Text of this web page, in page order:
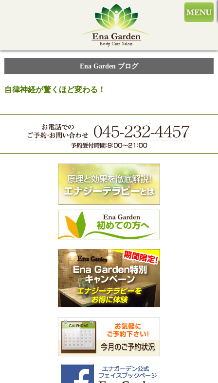
Ena Garden ブログ
自律神経が驚くほど変わる！